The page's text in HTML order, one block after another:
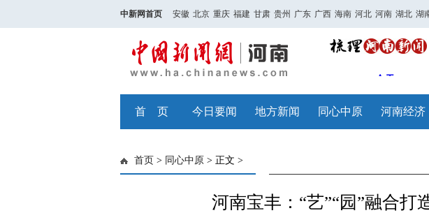
中新网首页 安徽 北京 重庆 福建 甘肃 贵州 广东 广西 海南 河北 河南 湖北 湖
首 页 今日要闻 地方新闻 同心中原 河南经济
首页 > 同心中原 > 正文 >
河南宝丰：“艺”“园”融合打